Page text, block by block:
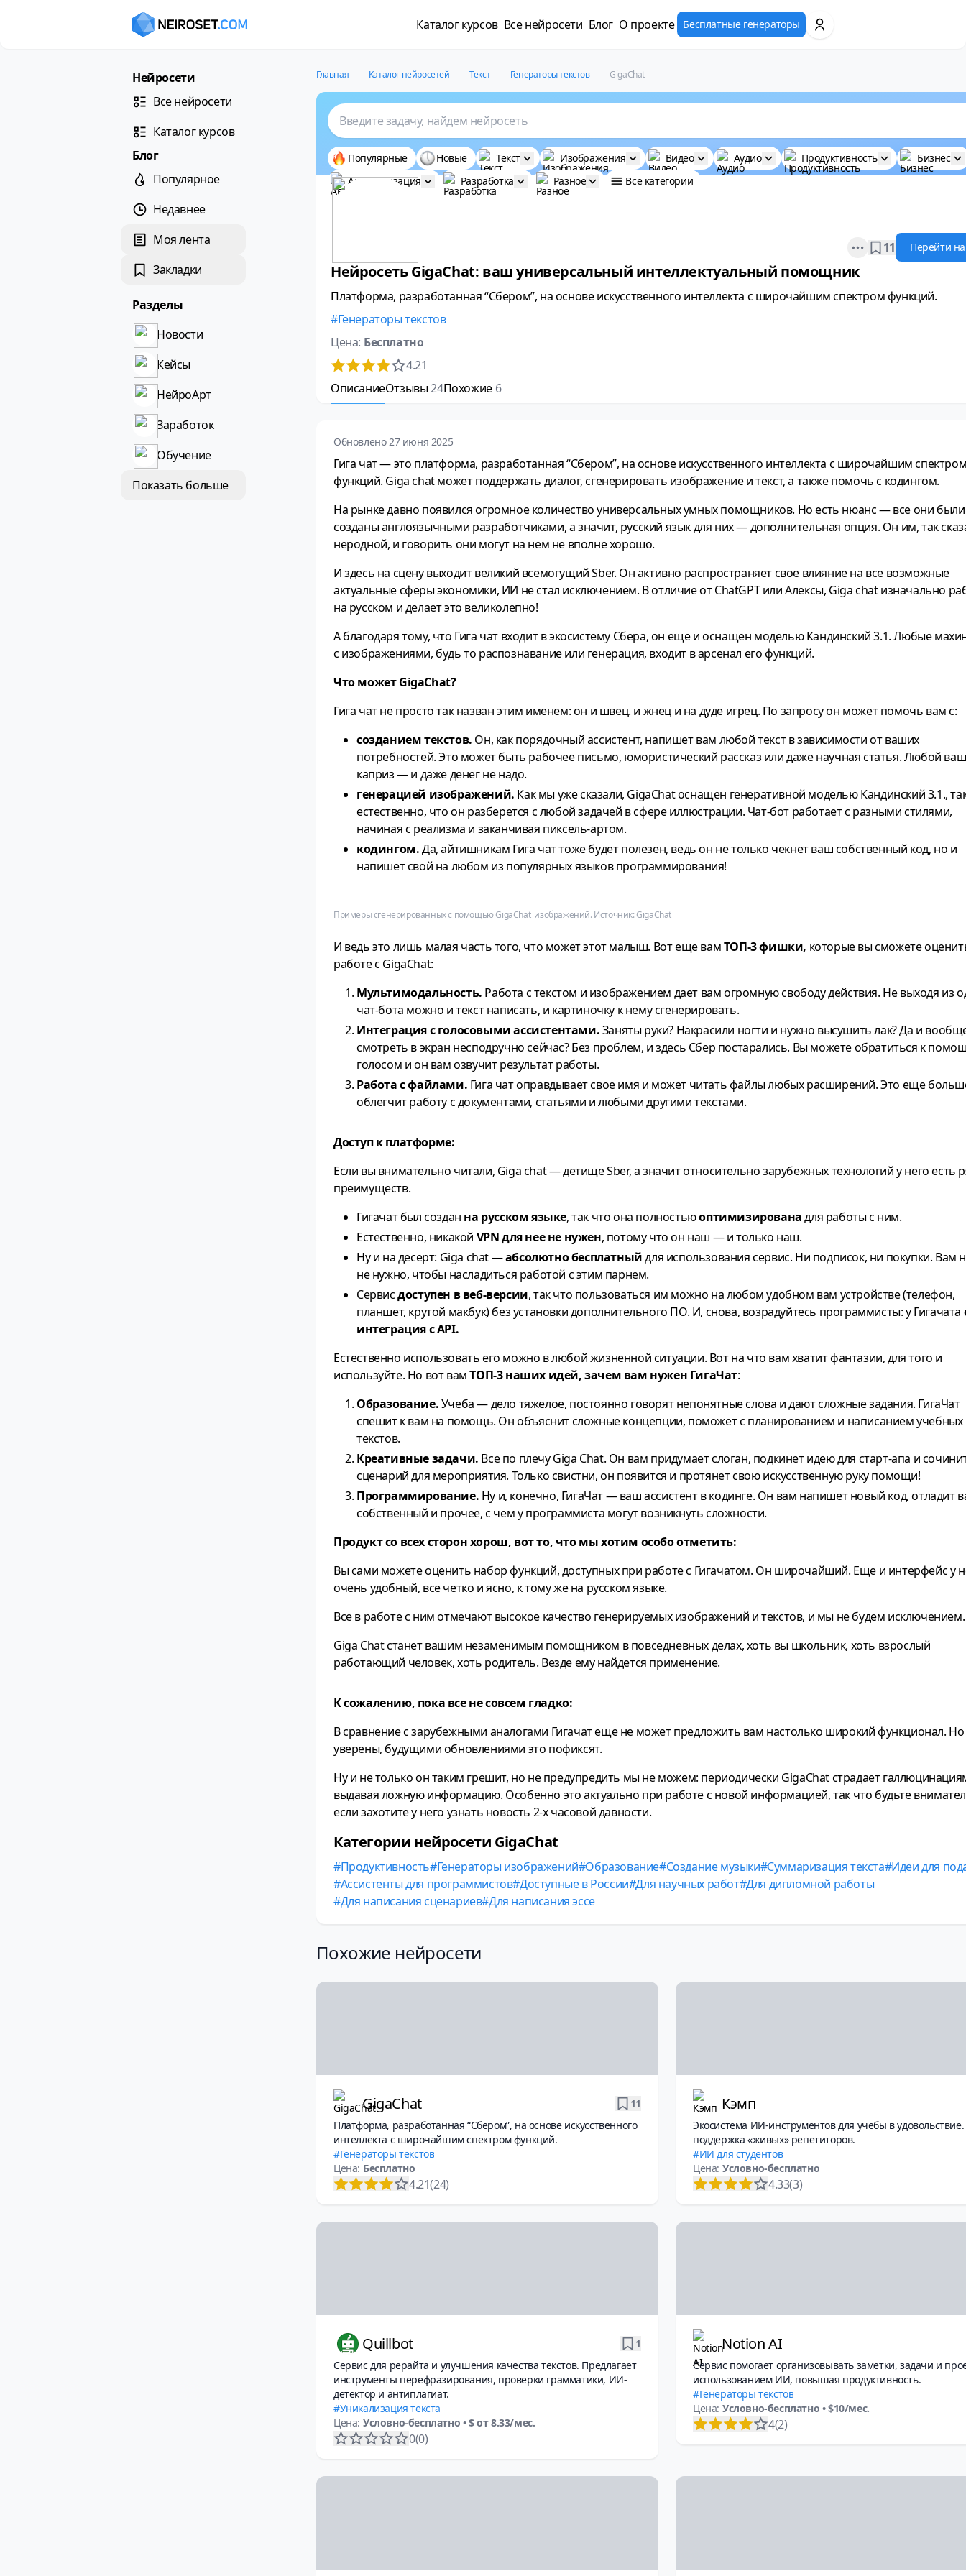
Каталог курсов Все нейросети Блог О проекте Бесплатные генераторы
Нейросети
Все нейросети
Каталог курсов
Блог
Популярное
Недавнее
Моя лента
Закладки
Разделы
Новости
Кейсы
НейроАрт
Заработок
Обучение
Показать больше
Главная — Каталог нейросетей — Текст — Генераторы текстов — GigaChat
Введите задачу, найдем нейросеть
Популярные Новые Текст Изображения Видео Аудио Продуктивность
Бизнес
Автоматизация
Разработка Разное Все категории
Open options
11 Перейти
Нейросеть GigaChat: ваш универсальный интеллектуальный помощник
Платформа, разработанная “Сбером”, на основе искусственного интеллекта с широчайшим спектром функций.
Генераторы текстов
Цена: Бесплатно
4.21
ОписаниеОтзывы24Похожие 6
Обновлено 27 июня 2025
Гига чат — это платформа, разработанная “Сбером”, на основе искусственного интеллекта с широчайшим
функций. Giga chat может поддержать диалог, сгенерировать изображение и текст, а также помочь с кодингом.
На рынке давно появился огромное количество универсальных умных помощников. Но есть нюанс — все они были
созданы англоязычными разработчиками, а значит, русский язык для них — дополнительная опция. Он им, так
неродной, и говорить они могут на нем не вполне хорошо.
И здесь на сцену выходит великий всемогущий Sber. Он активно распространяет свое влияние на все возможные
актуальные сферы экономики, ИИ не стал исключением. В отличие от ChatGPT или Алексы, Giga chat изначально
на русском и делает это великолепно!
А благодаря тому, что Гига чат входит в экосистему Сбера, он еще и оснащен моделью Кандинский 3.1. Любые
с изображениями, будь то распознавание или генерация, входит в арсенал его функций.
Что может GigaChat?
Гига чат не просто так назван этим именем: он и швец. и жнец и на дуде игрец. По запросу он может помочь вам с:
созданием текстов. Он, как порядочный ассистент, напишет вам любой текст в зависимости от ваших
потребностей. Это может быть рабочее письмо, юмористический рассказ или даже научная статья. Любой ваш
каприз — и даже денег не надо.
генерацией изображений. Как мы уже сказали, GigaChat оснащен генеративной моделью Кандинский 3.1.,
естественно, что он разберется с любой задачей в сфере иллюстрации. Чат-бот работает с разными стилями,
начиная с реализма и заканчивая пиксель-артом.
кодингом.Да, айтишникам Гига чат тоже будет полезен, ведь он не только чекнет ваш собственный код, но и
напишет свой на любом из популярных языков программирования!
Примеры сгенерированных с помощью GigaChat изображений. Источник: GigaChat
И ведь это лишь малая часть того, что может этот малыш. Вот еще вамТОП-3 фишки, которые вы сможете
работе с GigaChat:
Мультимодальность. Работа с текстом и изображением дает вам огромную свободу действия. Не выходя из
чат-бота можно и текст написать, и картиночку к нему сгенерировать.
Интеграция с голосовыми ассистентами.Заняты руки? Накрасили ногти и нужно высушить лак? Да и
смотреть в экран несподручно сейчас? Без проблем, и здесь Сбер постарались. Вы можете обратиться к
голосом и он вам озвучит результат работы.
Работа с файлами. Гига чат оправдывает свое имя и может читать файлы любых расширений. Это еще
облегчит работу с документами, статьями и любыми другими текстами.
Доступ к платформе:
Если вы внимательно читали, Giga chat — детище Sber, а значит относительно зарубежных технологий у него есть
преимуществ.
Гигачат был создан на русском языке, так что она полностьюоптимизированадля работы с ним.
Естественно, никакой VPN для нее не нужен, потому что он наш — и только наш.
Ну и на десерт: Giga chat —абсолютно бесплатныйдля использования сервис. Ни подписок, ни покупки. Вам
не нужно, чтобы насладиться работой с этим парнем.
Сервисдоступен в веб-версии, так что пользоваться им можно на любом удобном вам устройстве (телефон,
планшет, крутой макбук) без установки дополнительного ПО. И, снова, возрадуйтесь программисты: у Гигачата
интеграция с API.
Естественно использовать его можно в любой жизненной ситуации. Вот на что вам хватит фантазии, для того и
используйте. Но вот вамТОП-3 наших идей, зачем вам нужен ГигаЧат:
Образование.Учеба — дело тяжелое, постоянно говорят непонятные слова и дают сложные задания. ГигаЧат
спешит к вам на помощь. Он объяснит сложные концепции, поможет с планированием и написанием учебных
текстов.
Креативные задачи. Все по плечу Giga Chat. Он вам придумает слоган, подкинет идею для старт-апа и
сценарий для мероприятия. Только свистни, он появится и протянет свою искусственную руку помощи!
Программирование. Ну и, конечно, ГигаЧат — ваш ассистент в кодинге. Он вам напишет новый код, отладит
собственный и прочее, с чем у программиста могут возникнуть сложности.
Продукт со всех сторон хорош, вот то, что мы хотим особо отметить:
Вы сами можете оценить набор функций, доступных при работе с Гигачатом. Он широчайший. Еще и интерфейс у
очень удобный, все четко и ясно, к тому же на русском языке.
Все в работе с ним отмечают высокое качество генерируемых изображений и текстов, и мы не будем исключением.
Giga Chat станет вашим незаменимым помощником в повседневных делах, хоть вы школьник, хоть взрослый
работающий человек, хоть родитель. Везде ему найдется применение.
К сожалению, пока все не совсем гладко:
В сравнение с зарубежными аналогами Гигачат еще не может предложить вам настолько широкий функционал.
уверены, будущими обновлениями это пофиксят.
Ну и не только он таким грешит, но не предупредить мы не можем: периодически GigaChat страдает
выдавая ложную информацию. Особенно это актуально при работе с новой информацией, так что будьте
если захотите у него узнать новость 2-х часовой давности.
Категории нейросети GigaChat
Продуктивность Генераторы изображений Образование Создание музыки Суммаризация текста Идеи для
Ассистенты для программистов Доступные в России Для научных работ Для дипломной работы
Для написания сценариев Для написания эссе
Похожие нейросети
GigaChat
11
Платформа, разработанная “Сбером”, на основе искусственного
интеллекта с широчайшим спектром функций.
Генераторы текстов
Цена: Бесплатно
4.21(24)
Кэмп
Экосистема ИИ-инструментов для учебы в удовольствие.
поддержка «живых» репетиторов.
ИИ для студентов
Цена: Условно-бесплатно
4.33(3)
Quillbot
1
Сервис для рерайта и улучшения качества текстов. Предлагает
инструменты перефразирования, проверки грамматики, ИИ-
детектор и антиплагиат.
Уникализация текста
Цена: Условно-бесплатно • $ от 8.33/мес.
0(0)
Notion AI
Сервис помогает организовывать заметки, задачи и
использованием ИИ, повышая продуктивность.
Генераторы текстов
Цена: Условно-бесплатно • $10/мес.
4(2)